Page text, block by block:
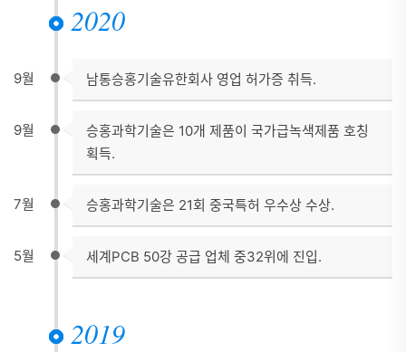
2020
9월 남통승홍기술유한회사 영업 허가증 취득.
9월
승홍과학기술은 10개 제품이 국가급녹색제품 호칭
획득.
7월 승홍과학기술은 21회 중국특허 우수상 수상.
5월 세계PCB 50강 공급 업체 중32위에 진입.
2019